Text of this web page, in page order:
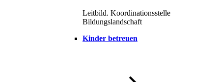
Leitbild. Koordinationsstelle
Bildungslandschaft
Kinder betreuen